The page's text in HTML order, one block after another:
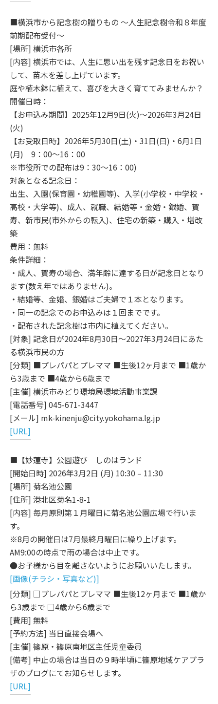
■横浜市から記念樹の贈りもの ～人生記念樹令和８年度
前期配布受付～
[場所] 横浜市各所
[内容] 横浜市では、人生に思い出を残す記念日をお祝い
して、苗木を差し上げています。
庭や植木鉢に植えて、喜びを大きく育ててみませんか？
開催日時：
【お申込み期間】2025年12月9日(火)～2026年3月24日
(火)
【お受取日時】2026年5月30日(土)・31日(日)・6月1日
(月) 9：00～16：00
※市役所での配布は9：30～16：00)
対象となる記念日：
出生、入園(保育園・幼稚園等)、入学(小学校・中学校・
高校・大学等)、成人、就職、結婚等・金婚・銀婚、賀
寿、新市民(市外からの転入)、住宅の新築・購入・増改
築
費用：無料
条件詳細：
・成人、賀寿の場合、満年齢に達する日が記念日となり
ます(数え年ではありません)。
・結婚等、金婚、銀婚はご夫婦で１本となります。
・同一の記念でのお申込みは１回までです。
・配布された記念樹は市内に植えてください。
[対象] 記念日が2024年8月30日～2027年3月24日にあた
る横浜市民の方
[分類] ■プレパパとプレママ ■生後12ヶ月まで ■1歳か
ら3歳まで ■4歳から6歳まで
[主催] 横浜市みどり環境局環境活動事業課
[電話番号] 045-671-3447
[メール] mk-kinenju@city.yokohama.lg.jp
[URL]
■【妙蓮寺】公園遊び しのはランド
[開始日時] 2026年3月2日 (月) 10:30 – 11:30
[場所] 菊名池公園
[住所] 港北区菊名1-8-1
[内容] 毎月原則第１月曜日に菊名池公園広場で行いま
す。
※8月の開催日は7月最終月曜日に繰り上げます。
AM9:00の時点で雨の場合は中止です。
●お子様から目を離さないようにお願いいたします。
[画像(チラシ・写真など)]
[分類] □プレパパとプレママ ■生後12ヶ月まで ■1歳か
ら3歳まで □4歳から6歳まで
[費用] 無料
[予約方法] 当日直接会場へ
[主催] 篠原・篠原南地区主任児童委員
[備考] 中止の場合は当日の９時半頃に篠原地域ケアプラ
ザのブログにてお知らせします。
[URL]